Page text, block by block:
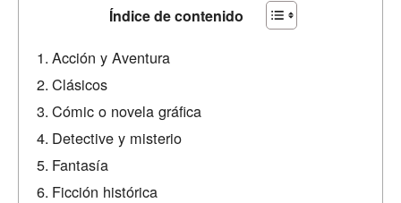
Índice de contenido
Acción y Aventura
Clásicos
Cómic o novela gráfica
Detective y misterio
Fantasía
Ficción histórica